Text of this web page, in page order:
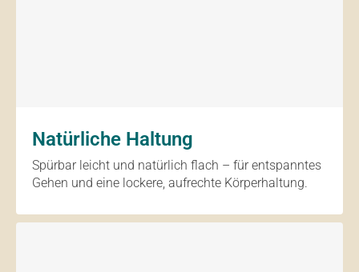
Natürliche Haltung
Spürbar leicht und natürlich flach – für entspanntes
Gehen und eine lockere, aufrechte Körperhaltung.